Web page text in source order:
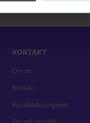
KONTAKT
Om os
Kontakt
Handelsbetingelser